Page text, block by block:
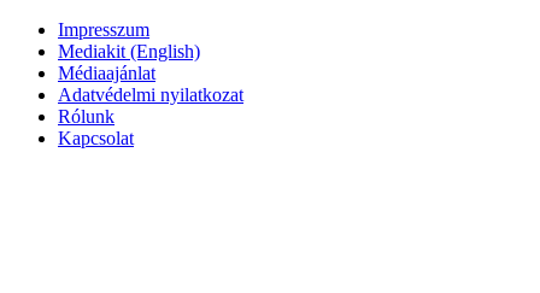
Impresszum
Mediakit (English)
Médiaajánlat
Adatvédelmi nyilatkozat
Rólunk
Kapcsolat